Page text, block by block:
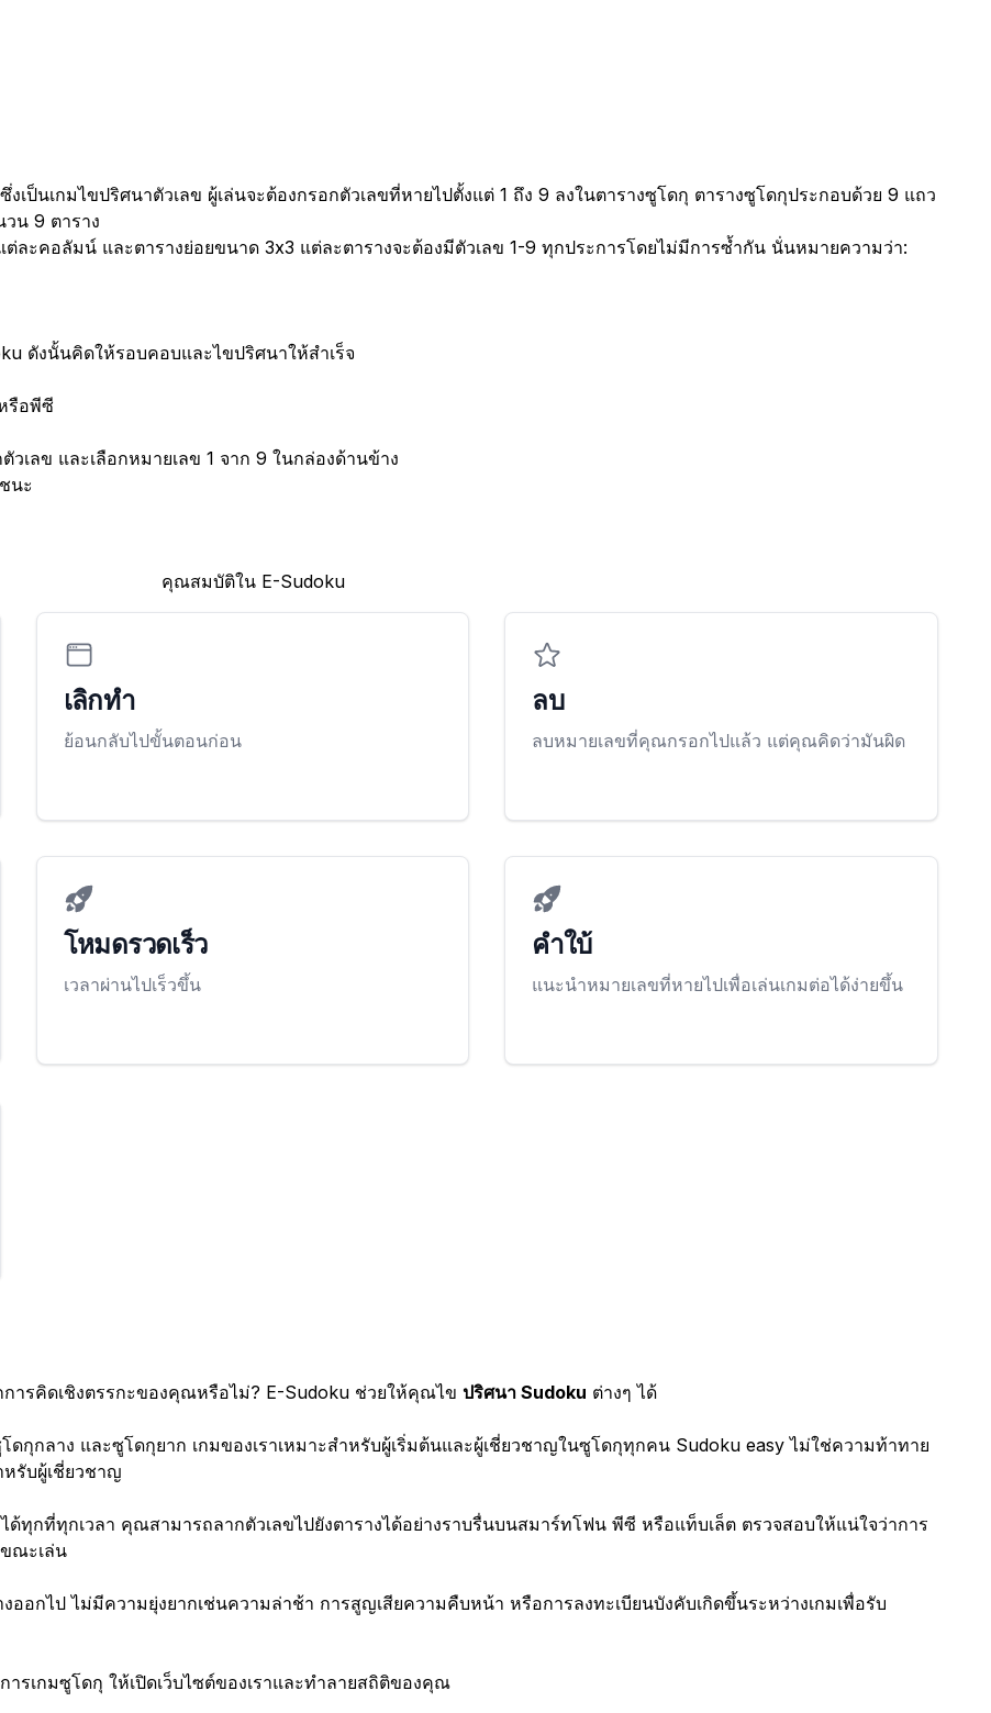
เป็นเกมไขปริศนาตัวเลข ผู้เล่นจะต้องกรอกตัวเลขที่หายไปตั้งแต่ 1 ถึง 9 ลงในตารางซูโดกุ ตารางซูโดกุประกอบด้วย 9 แถว
น 9 ตาราง
ละคอลัมน์ และตารางย่อยขนาด 3x3 แต่ละตารางจะต้องมีตัวเลข 1-9 ทุกประการโดยไม่มีการซ้ำกัน นั่นหมายความว่า:
ดังนั้นคิดให้รอบคอบและไขปริศนาให้สำเร็จ
รือพีซี
เลข และเลือกหมายเลข 1 จาก 9 ในกล่องด้านข้าง
นะ
คุณสมบัติใน E-Sudoku
เลิกทำ
ย้อนกลับไปขั้นตอนก่อน
ลบ
ลบหมายเลขที่คุณกรอกไปแล้ว แต่คุณคิดว่ามันผิด
โหมดรวดเร็ว
เวลาผ่านไปเร็วขึ้น
คำใบ้
แนะนำหมายเลขที่หายไปเพื่อเล่นเกมต่อได้ง่ายขึ้น
ารคิดเชิงตรรกะของคุณหรือไม่? E-Sudoku ช่วยให้คุณไข ปริศนา Sudoku ต่างๆ ได้
กุกลาง และซูโดกุยาก เกมของเราเหมาะสำหรับผู้เริ่มต้นและผู้เชี่ยวชาญในซูโดกุทุกคน Sudoku easy ไม่ใช่ความท้าทาย
รับผู้เชี่ยวชาญ
ด้ทุกที่ทุกเวลา คุณสามารถลากตัวเลขไปยังตารางได้อย่างราบรื่นบนสมาร์ทโฟน พีซี หรือแท็บเล็ต ตรวจสอบให้แน่ใจว่าการ
ณะเล่น
อกไป ไม่มีความยุ่งยากเช่นความล่าช้า การสูญเสียความคืบหน้า หรือการลงทะเบียนบังคับเกิดขึ้นระหว่างเกมเพื่อรับ
เกมซูโดกุ ให้เปิดเว็บไซต์ของเราและทำลายสถิติของคุณ